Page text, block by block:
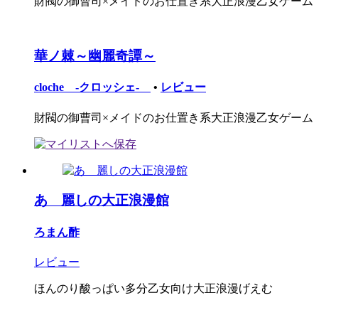
華ノ棘～幽麗奇譚～
cloche -クロッシェ- • レビュー
財閥の御曹司×メイドのお仕置き系大正浪漫乙女ゲーム
あゝ麗しの大正浪漫館
ろまん酢
レビュー
ほんのり酸っぱい多分乙女向け大正浪漫げえむ